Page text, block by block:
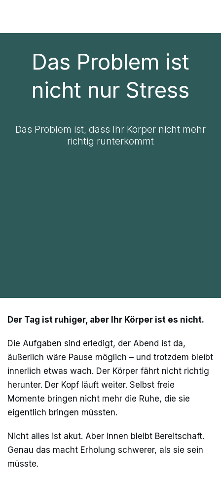
Das Problem ist
nicht nur Stress
Das Problem ist, dass Ihr Körper nicht mehr
richtig runterkommt
Der Tag ist ruhiger, aber Ihr Körper ist es nicht.
Die Aufgaben sind erledigt, der Abend ist da,
äußerlich wäre Pause möglich – und trotzdem bleibt
innerlich etwas wach. Der Körper fährt nicht richtig
herunter. Der Kopf läuft weiter. Selbst freie
Momente bringen nicht mehr die Ruhe, die sie
eigentlich bringen müssten.
Nicht alles ist akut. Aber innen bleibt Bereitschaft.
Genau das macht Erholung schwerer, als sie sein
müsste.